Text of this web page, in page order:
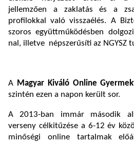
jellemzően a zaklatás és a
profilokkal való visszaélés. A
szoros együttműködésben
nal, illetve népszerűsíti az NGYSZ
A Magyar Kiváló Online
szintén ezen a napon került sor.
A 2013-ban immár második
verseny célkitűzése a 6-12 év
minőségi online tartalmak